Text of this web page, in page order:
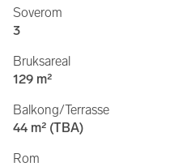
Soverom
3
Bruksareal
129 m²
Balkong/Terrasse
44 m² (TBA)
Rom